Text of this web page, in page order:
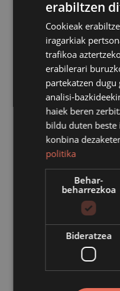
natura' ekimenaren
izango dira.
13:00etara bitartean,
ikasiko dute. Tailerra 8
zuzendurikoa da.
igandean, bustinezko
erabiltzen
Cookieak
iragarkiak
trafikoa
erabilerari
partekatzen
analisi-
haiek beren
bildu duten
konbina
politika
Behar-
beharrezkoa
Bideratzea